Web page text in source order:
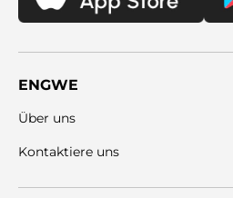
ENGWE
Über uns
Kontaktiere uns